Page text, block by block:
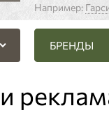
Например:
БРЕНДЫ